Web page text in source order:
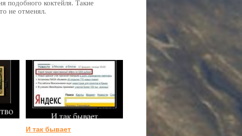
подобного коктейля. Такие
не отменял.
И так бывает